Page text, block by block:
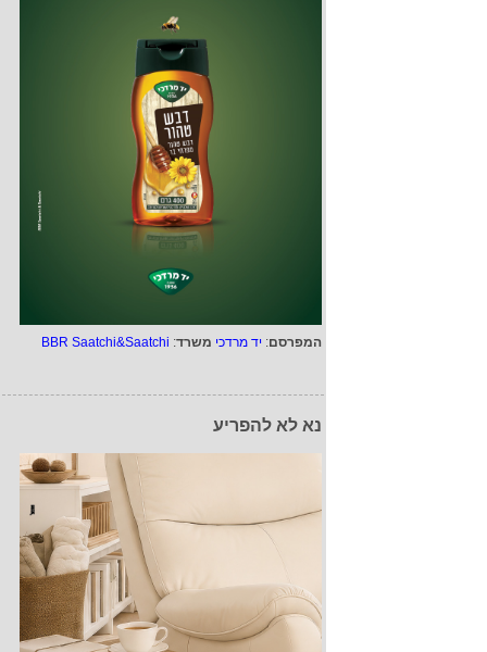
המפרסם: יד מרדכי משרד:
BBR Saatchi&Saatchi
נא לא להפריע